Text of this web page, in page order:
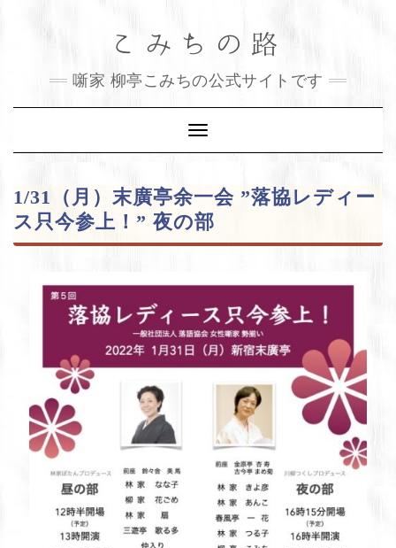
こみちの路
噺家 柳亭こみちの公式サイトです
Toggle
Navigation
1/31（月）末廣亭余一会 ”落協レディー
ス只今参上！” 夜の部